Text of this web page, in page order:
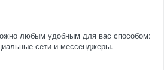
любым удобным для вас способом:
сети и мессенджеры.